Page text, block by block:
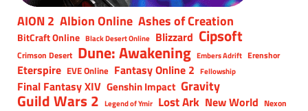
AION 2 Albion Online Ashes of Creation
BitCraft Online Black Desert Online Blizzard Cipsoft
Crimson Desert Dune: Awakening Embers Adrift Erenshor
Eterspire EVE Online Fantasy Online 2 Fellowship
Final Fantasy XIV Genshin Impact Gravity
Guild Wars 2 Legend of Ymir Lost Ark New World Nexon